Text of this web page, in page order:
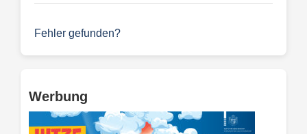
Fehler gefunden?
Werbung